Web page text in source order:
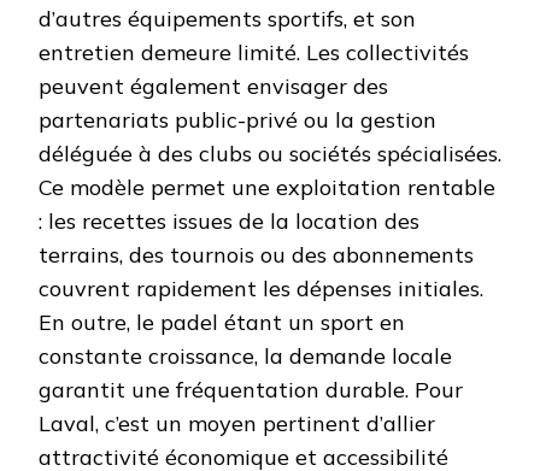
d’autres équipements sportifs, et son
entretien demeure limité. Les collectivités
peuvent également envisager des
partenariats public-privé ou la gestion
déléguée à des clubs ou sociétés spécialisées.
Ce modèle permet une exploitation rentable
: les recettes issues de la location des
terrains, des tournois ou des abonnements
couvrent rapidement les dépenses initiales.
En outre, le padel étant un sport en
constante croissance, la demande locale
garantit une fréquentation durable. Pour
Laval, c’est un moyen pertinent d’allier
attractivité économique et accessibilité